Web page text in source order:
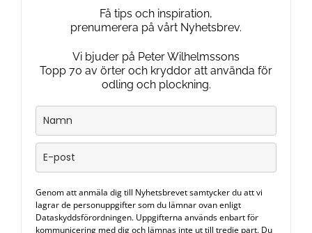
Få tips och inspiration,
prenumerera på vårt Nyhetsbrev.
Vi bjuder på Peter Wilhelmssons
Topp 70 av örter och kryddor att använda för
odling och plockning.
Genom att anmäla dig till Nyhetsbrevet samtycker du att vi
lagrar de personuppgifter som du lämnar ovan enligt
Dataskyddsförordningen. Uppgifterna används enbart för
kommunicering med dig och lämnas inte ut till tredje part. Du